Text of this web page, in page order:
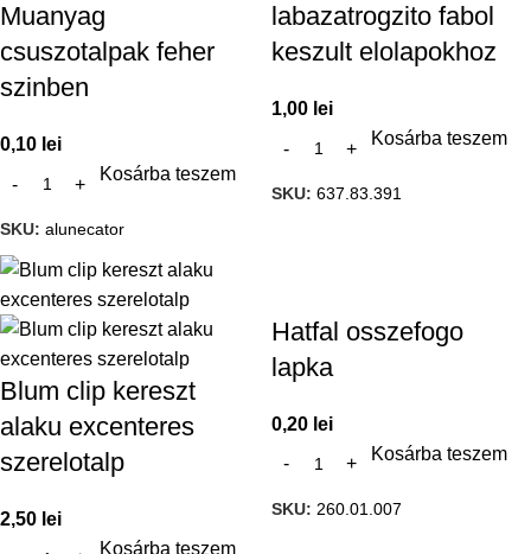
Muanyag
csuszotalpak feher
szinben
0,10 lei
Kosárba teszem
SKU: alunecator
labazatrogzito fabol
keszult elolapokhoz
1,00 lei
Kosárba teszem
SKU: 637.83.391
Blum clip kereszt
alaku excenteres
szerelotalp
2,50 lei
Kosárba teszem
Hatfal osszefogo
lapka
0,20 lei
Kosárba teszem
SKU: 260.01.007